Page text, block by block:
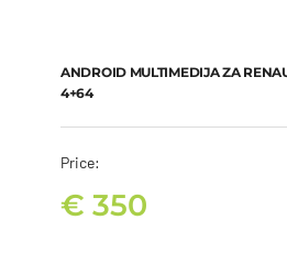
ANDROID MULTIMEDIJA ZA
4+64
Price:
€ 350